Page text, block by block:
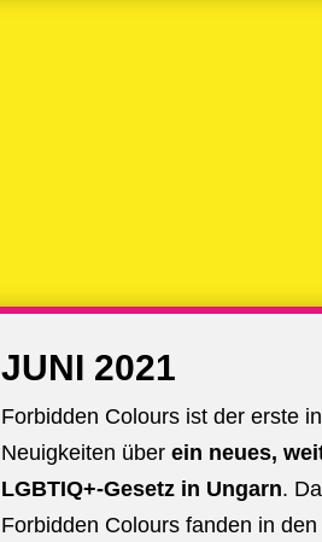
JUNI 2021
Forbidden Colours ist der erste
Neuigkeiten über ein neues,
LGBTIQ+-Gesetz in Ungarn.
Forbidden Colours fanden in